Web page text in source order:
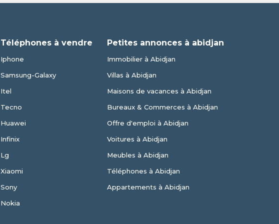
Téléphones à vendre
Iphone
Samsung-Galaxy
Itel
Tecno
Huawei
Infinix
Lg
Xiaomi
Sony
Nokia
Petites annonces à abidjan
Immobilier à Abidjan
Villas à Abidjan
Maisons de vacances à Abidjan
Bureaux & Commerces à Abidjan
Offre d'emploi à Abidjan
Voitures à Abidjan
Meubles à Abidjan
Téléphones à Abidjan
Appartements à Abidjan